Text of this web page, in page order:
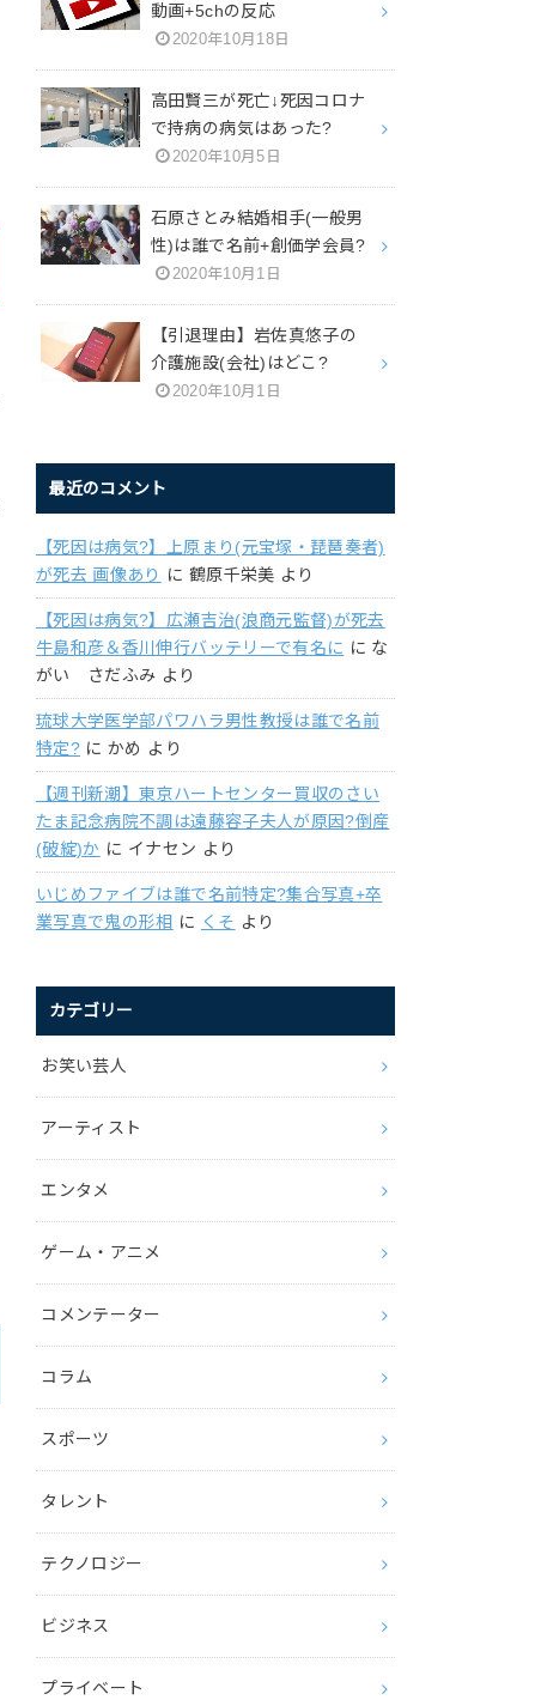
動画+5chの反応
2020年10月18日
高田賢三が死亡↓死因コロナ
で持病の病気はあった?
2020年10月5日
石原さとみ結婚相手(一般男
性)は誰で名前+創価学会員?
2020年10月1日
【引退理由】岩佐真悠子の
介護施設(会社)はどこ?
2020年10月1日
最近のコメント
【死因は病気?】上原まり(元宝塚・琵琶奏者)
が死去 画像あり
に 鶴原千栄美 より
【死因は病気?】広瀬吉治(浪商元監督)が死去
牛島和彦＆香川伸行バッテリーで有名に に な
がい さだふみ より
琉球大学医学部パワハラ男性教授は誰で名前
特定? にかめ より
【週刊新潮】東京ハートセンター買収のさい
たま記念病院不調は遠藤容子夫人が原因?倒産
(破綻)か に イナセン より
いじめファイブは誰で名前特定?集合写真+卒
業写真で鬼の形相 に くそ より
カテゴリー
お笑い芸人
アーティスト
エンタメ
ゲーム・アニメ
コメンテーター
コラム
スポーツ
タレント
テクノロジー
ビジネス
プライベート